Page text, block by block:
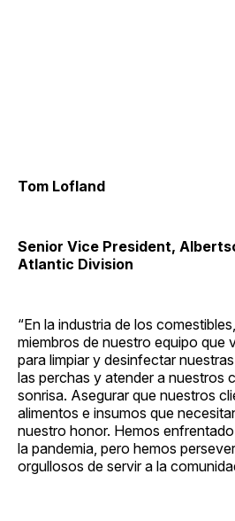
Tom Lofland
Senior Vice President,
Atlantic Division
“En la industria de los
miembros de nuestro equipo que
para limpiar y desinfectar
las perchas y atender a nuestros
sonrisa. Asegurar que nuestros
alimentos e insumos que
nuestro honor. Hemos
la pandemia, pero hemos
orgullosos de servir a la